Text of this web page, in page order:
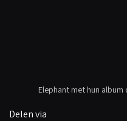
Elephant met hun
Delen via